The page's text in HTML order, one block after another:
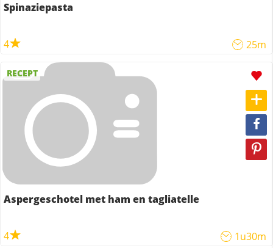
Spinaziepasta
4 25m
RECEPT
Aspergeschotel met ham en tagliatelle
4 1u30m